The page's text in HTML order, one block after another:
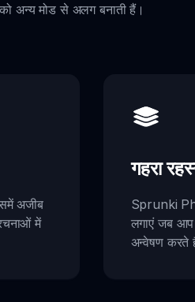
अन्य मोड से अलग बनाती हैं।
अजीब
में
गहरा
Sprunki
लगाएं जब आप
अन्वेषण करते